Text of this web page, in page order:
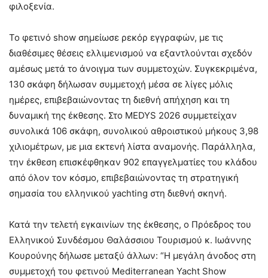
φιλοξενία.
Το φετινό show σημείωσε ρεκόρ εγγραφών, με τις
διαθέσιμες θέσεις ελλιμενισμού να εξαντλούνται σχεδόν
αμέσως μετά το άνοιγμα των συμμετοχών. Συγκεκριμένα,
130 σκάφη δήλωσαν συμμετοχή μέσα σε λίγες μόλις
ημέρες, επιβεβαιώνοντας τη διεθνή απήχηση και τη
δυναμική της έκθεσης. Στο MEDYS 2026 συμμετείχαν
συνολικά 106 σκάφη, συνολικού αθροιστικού μήκους 3,98
χιλιομέτρων, με μια εκτενή λίστα αναμονής. Παράλληλα,
την έκθεση επισκέφθηκαν 902 επαγγελματίες του κλάδου
από όλον τον κόσμο, επιβεβαιώνοντας τη στρατηγική
σημασία του ελληνικού yachting στη διεθνή σκηνή.
Κατά την τελετή εγκαινίων της έκθεσης, ο Πρόεδρος του
Ελληνικού Συνδέσμου Θαλάσσιου Τουρισμού κ. Ιωάννης
Κουρούνης δήλωσε μεταξύ άλλων: “Η μεγάλη άνοδος στη
συμμετοχή του φετινού Mediterranean Yacht Show